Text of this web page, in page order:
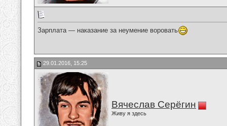
Зарплата — наказание за неумение воровать
29.01.2016, 15:25
Вячеслав Серёгин
Живу я здесь